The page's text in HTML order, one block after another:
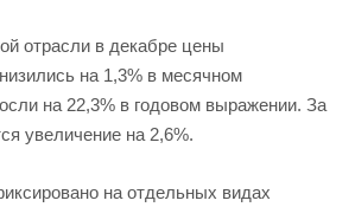
отрасли в декабре цены
на 1,3% в месячном
на 22,3% в годовом выражении. За
увеличение на 2,6%.
на отдельных видах